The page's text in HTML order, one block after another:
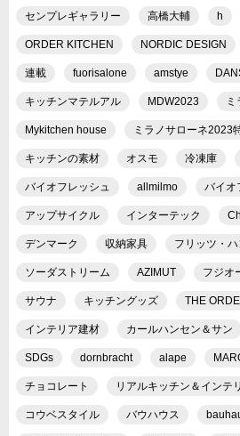
センプレギャラリー 高橋大輔 h
ORDER KITCHEN NORDIC DESIGN
連載 fuorisalone amstye
キッチンマテルアル MDW2023
Mykitchen house ミラノサローネ2023
キッチンの素材 オスモ 冷凍庫
バイオフレッシュ allmilmo バイオ
アップサイクル インターテック
デンマーク 収納家具 フリッツ・
ソーダストリーム AZIMUT フジオ
サウナ キッチングッズ THE
インテリア建材 カールハンセン＆サン
SDGs dornbracht alape
チョコレート リアルキッチン＆インテ
コウベスタイル バウハウス